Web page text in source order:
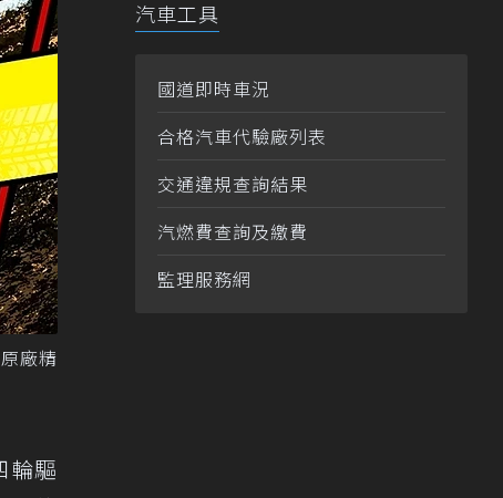
廠精
輪驅
汽車工具
國道即時車況
合格汽車代驗廠列表
交通違規查詢結果
汽燃費查詢及繳費
監理服務網